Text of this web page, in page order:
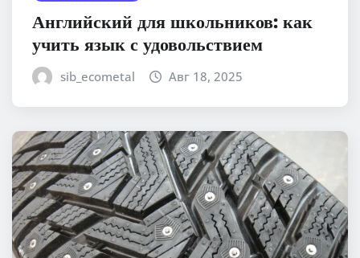
Английский для школьников: как
учить язык с удовольствием
sib_ecometal Авг 18, 2025